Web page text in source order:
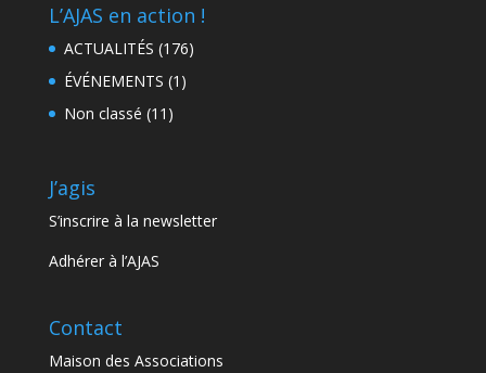
L’AJAS en action !
ACTUALITÉS (176)
ÉVÉNEMENTS (1)
Non classé (11)
J’agis
S’inscrire à la newsletter
Adhérer à l’AJAS
Contact
Maison des Associations